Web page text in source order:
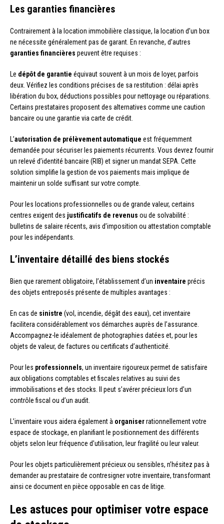
Les garanties financières
Contrairement à la location immobilière classique, la location d’un box
ne nécessite généralement pas de garant. En revanche, d’autres
garanties financières peuvent être requises :
Le dépôt de garantie équivaut souvent à un mois de loyer, parfois
deux. Vérifiez les conditions précises de sa restitution : délai après
libération du box, déductions possibles pour nettoyage ou réparations.
Certains prestataires proposent des alternatives comme une caution
bancaire ou une garantie via carte de crédit.
L’autorisation de prélèvement automatique est fréquemment
demandée pour sécuriser les paiements récurrents. Vous devrez fournir
un relevé d’identité bancaire (RIB) et signer un mandat SEPA. Cette
solution simplifie la gestion de vos paiements mais implique de
maintenir un solde suffisant sur votre compte.
Pour les locations professionnelles ou de grande valeur, certains
centres exigent des justificatifs de revenus ou de solvabilité :
bulletins de salaire récents, avis d’imposition ou attestation comptable
pour les indépendants.
L’inventaire détaillé des biens stockés
Bien que rarement obligatoire, l’établissement d’un inventaire précis
des objets entreposés présente de multiples avantages :
En cas de sinistre (vol, incendie, dégât des eaux), cet inventaire
facilitera considérablement vos démarches auprès de l’assurance.
Accompagnez-le idéalement de photographies datées et, pour les
objets de valeur, de factures ou certificats d’authenticité.
Pour les professionnels, un inventaire rigoureux permet de satisfaire
aux obligations comptables et fiscales relatives au suivi des
immobilisations et des stocks. Il peut s’avérer précieux lors d’un
contrôle fiscal ou d’un audit.
L’inventaire vous aidera également à organiserrationnellement votre
espace de stockage, en planifiant le positionnement des différents
objets selon leur fréquence d’utilisation, leur fragilité ou leur valeur.
Pour les objets particulièrement précieux ou sensibles, n’hésitez pas à
demander au prestataire de contresigner votre inventaire, transformant
ainsi ce document en pièce opposable en cas de litige.
Les astuces pour optimiser votre espace